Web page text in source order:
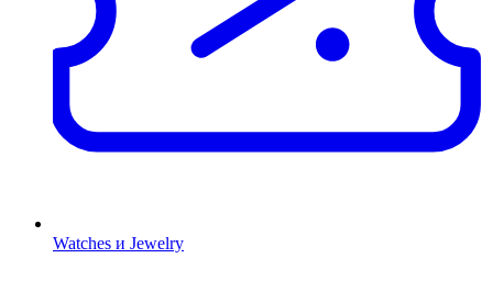
Watches и Jewelry